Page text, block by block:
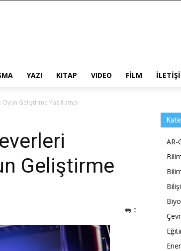
YAZI KITAP VIDEO FİLM
Geliştirme Yaz Kampı
Geliştirme
0
AR-